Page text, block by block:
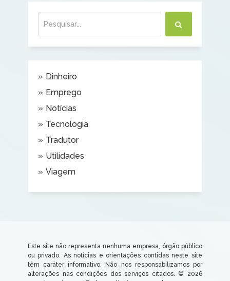
Dinheiro
Emprego
Notícias
Tecnologia
Tradutor
Utilidades
Viagem
Este site não representa nenhuma empresa, órgão público
ou privado. As notícias e orientações contidas neste site
têm caráter informativo. Não nos responsabilizamos por
alterações nas condições dos serviços citados. © 2026